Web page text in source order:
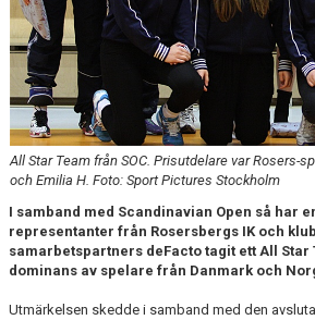
INFORMATION TILL LEDARE
BILDARKIV
All Star Team från SOC. Prisutdelare var Rosers-
och Emilia H. Foto: Sport Pictures Stockholm
I samband med Scandinavian Open så har
representanter från Rosersbergs IK och
samarbetspartners deFacto tagit ett All Star
dominans av spelare från Danmark och
Utmärkelsen skedde i samband med den